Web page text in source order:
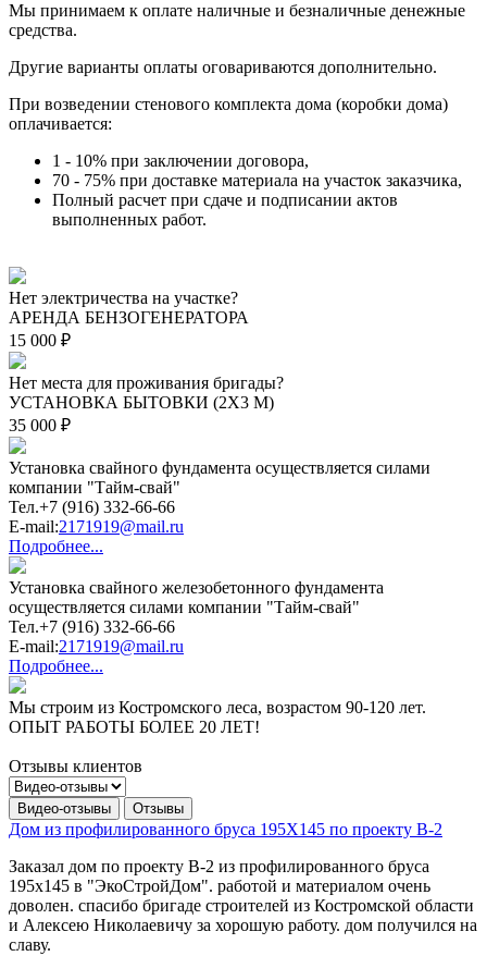
Мы принимаем к оплате наличные и безналичные денежные
средства.
Другие варианты оплаты оговариваются дополнительно.
При возведении стенового комплекта дома (коробки дома)
оплачивается:
1 - 10% при заключении договора,
70 - 75% при доставке материала на участок заказчика,
Полный расчет при сдаче и подписании актов
выполненных работ.
Нет электричества на участке?
АРЕНДА БЕНЗОГЕНЕРАТОРА
15 000 ₽
Нет места для проживания бригады?
УСТАНОВКА БЫТОВКИ (2Х3 М)
35 000 ₽
Установка свайного фундамента осуществляется силами
компании "Тайм-свай"
Тел.+7 (916) 332-66-66
E-mail:2171919@mail.ru
Подробнее...
Установка свайного железобетонного фундамента
осуществляется силами компании "Тайм-свай"
Тел.+7 (916) 332-66-66
E-mail:2171919@mail.ru
Подробнее...
Мы строим из Костромского леса, возрастом 90-120 лет.
ОПЫТ РАБОТЫ БОЛЕЕ 20 ЛЕТ!
Отзывы клиентов
Видео-отзывы Отзывы
Дом из профилированного бруса 195Х145 по проекту В-2
Заказал дом по проекту В-2 из профилированного бруса
195х145 в "ЭкоСтройДом". работой и материалом очень
доволен. спасибо бригаде строителей из Костромской области
и Алексею Николаевичу за хорошую работу. дом получился на
славу.